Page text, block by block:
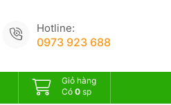
Hotline:
0973 923 688
Giỏ hàng
Có 0 sp